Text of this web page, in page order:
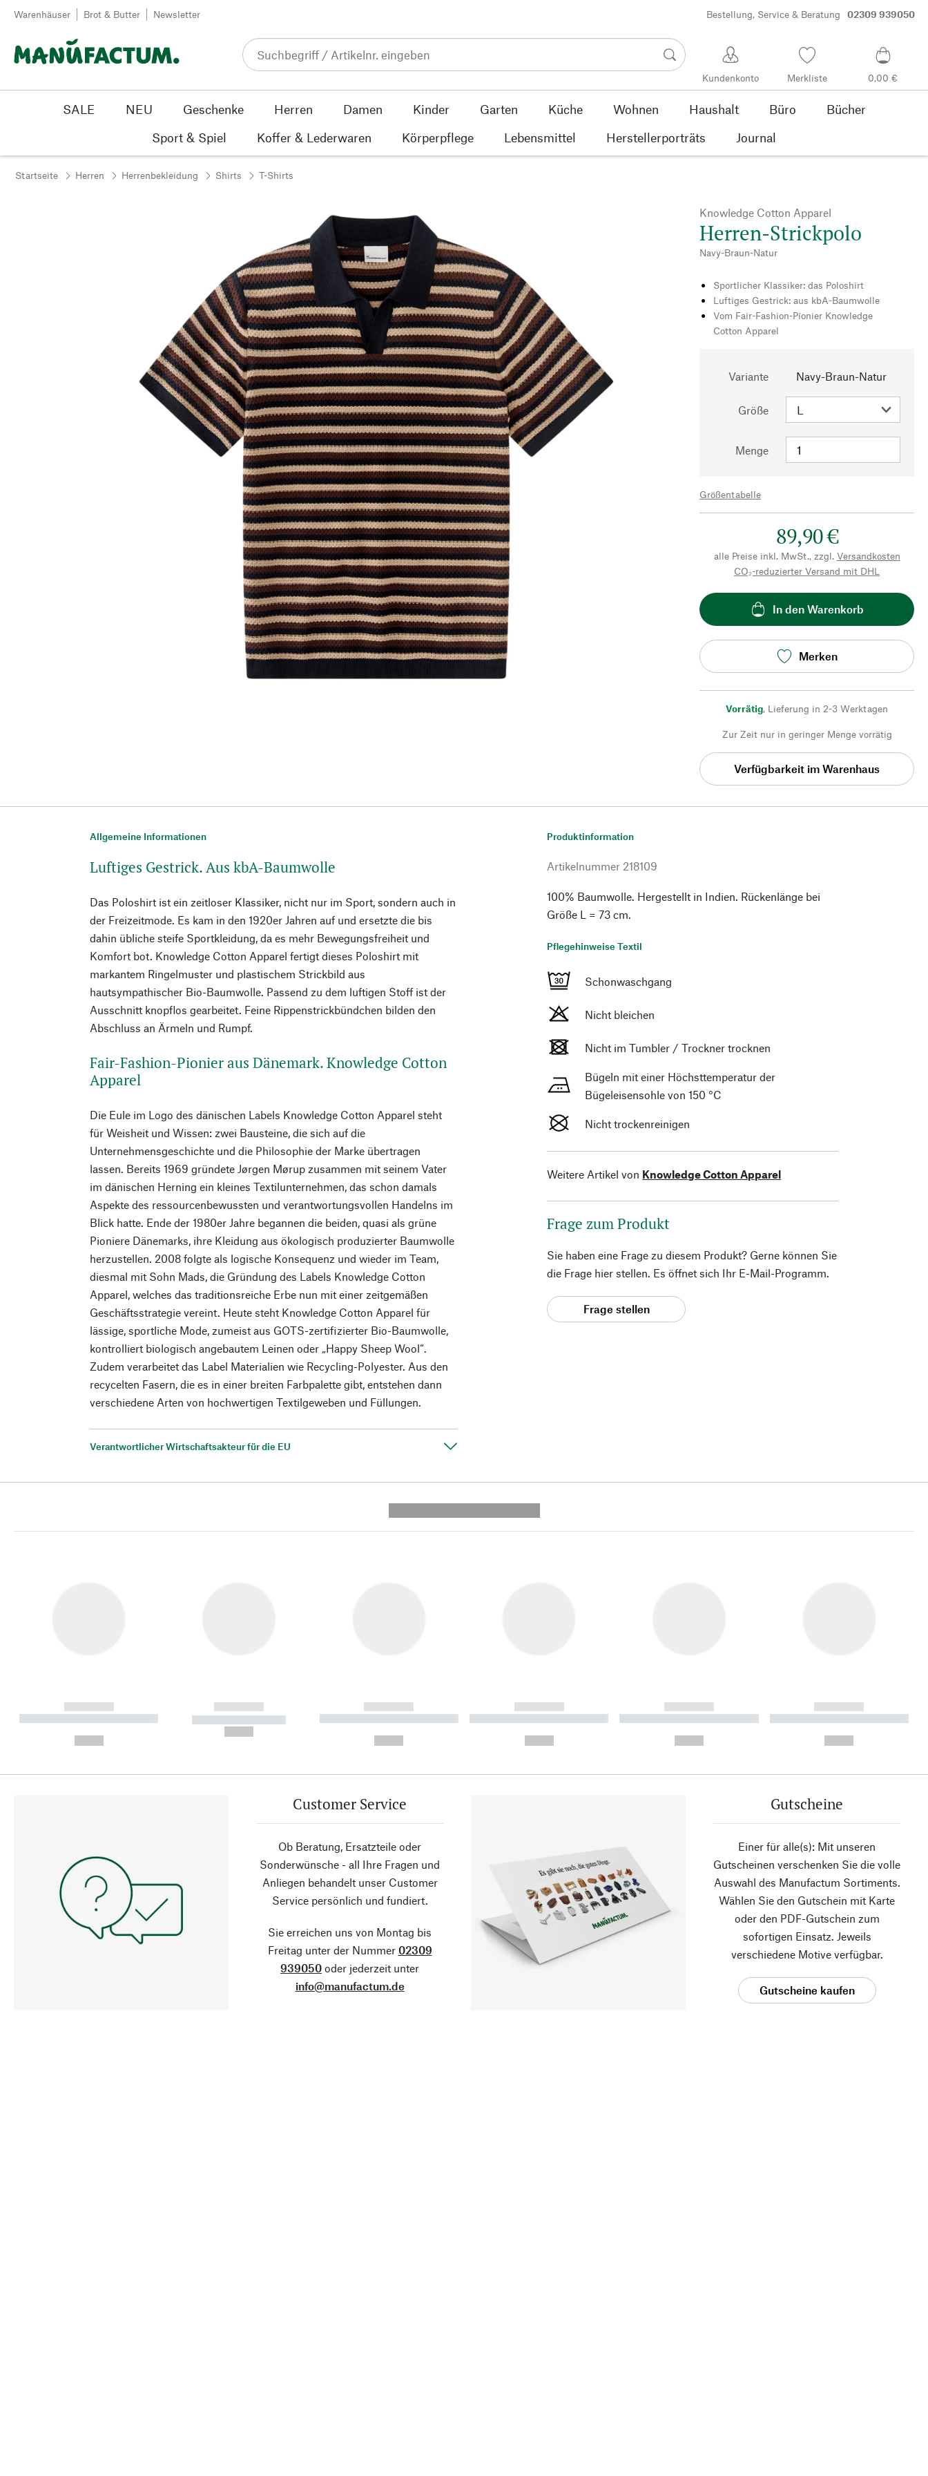
Zum Inhalt springen
Warenhäuser Brot & Butter Newsletter Bestellung, Service & Beratung 02309 939050
Kundenkonto Merkliste 0,00 €
SALE NEU Geschenke Herren Damen Kinder Garten Küche Wohnen Haushalt Büro
Bücher
Sport & Spiel
Koffer & Lederwaren Körperpflege Lebensmittel Herstellerporträts Journal
Startseite Herren Herrenbekleidung Shirts T-Shirts
Knowledge Cotton Apparel
Herren-Strickpolo
Navy-Braun-Natur
Sportlicher Klassiker: das Poloshirt
Luftiges Gestrick: aus kbA-Baumwolle
Vom Fair-Fashion-Pionier Knowledge
Cotton Apparel
Variante Navy-Braun-Natur
Größe
Menge
Größentabelle
89,90 €
alle Preise inkl. MwSt., zzgl. Versandkosten
CO₂-reduzierter Versand mit DHL
In den Warenkorb
Merken
Vorrätig, Lieferung in 2-3 Werktagen
Zur Zeit nur in geringer Menge vorrätig
Verfügbarkeit im Warenhaus
Allgemeine Informationen
Luftiges Gestrick. Aus kbA-Baumwolle
Das Poloshirt ist ein zeitloser Klassiker, nicht nur im Sport, sondern auch in
der Freizeitmode. Es kam in den 1920er Jahren auf und ersetzte die bis
dahin übliche steife Sportkleidung, da es mehr Bewegungsfreiheit und
Komfort bot. Knowledge Cotton Apparel fertigt dieses Poloshirt mit
markantem Ringelmuster und plastischem Strickbild aus
hautsympathischer Bio-Baumwolle. Passend zu dem luftigen Stoff ist der
Ausschnitt knopflos gearbeitet. Feine Rippenstrickbündchen bilden den
Abschluss an Ärmeln und Rumpf.
Fair-Fashion-Pionier aus Dänemark. Knowledge Cotton
Apparel
Die Eule im Logo des dänischen Labels Knowledge Cotton Apparel steht
für Weisheit und Wissen: zwei Bausteine, die sich auf die
Unternehmensgeschichte und die Philosophie der Marke übertragen
lassen. Bereits 1969 gründete Jørgen Mørup zusammen mit seinem Vater
im dänischen Herning ein kleines Textilunternehmen, das schon damals
Aspekte des ressourcenbewussten und verantwortungsvollen Handelns im
Blick hatte. Ende der 1980er Jahre begannen die beiden, quasi als grüne
Pioniere Dänemarks, ihre Kleidung aus ökologisch produzierter Baumwolle
herzustellen. 2008 folgte als logische Konsequenz und wieder im Team,
diesmal mit Sohn Mads, die Gründung des Labels Knowledge Cotton
Apparel, welches das traditionsreiche Erbe nun mit einer zeitgemäßen
Geschäftsstrategie vereint. Heute steht Knowledge Cotton Apparel für
lässige, sportliche Mode, zumeist aus GOTS-zertifizierter Bio-Baumwolle,
kontrolliert biologisch angebautem Leinen oder „Happy Sheep Wool“.
Zudem verarbeitet das Label Materialien wie Recycling-Polyester. Aus den
recycelten Fasern, die es in einer breiten Farbpalette gibt, entstehen dann
verschiedene Arten von hochwertigen Textilgeweben und Füllungen.
Verantwortlicher Wirtschaftsakteur für die EU
Produktinformation
Artikelnummer 218109
100% Baumwolle. Hergestellt in Indien. Rückenlänge bei
Größe L = 73 cm.
Pflegehinweise Textil
Schonwaschgang
Nicht bleichen
Nicht im Tumbler / Trockner trocknen
Bügeln mit einer Höchsttemperatur der
Bügeleisensohle von 150 °C
Nicht trockenreinigen
Weitere Artikel von Knowledge Cotton Apparel
Frage zum Produkt
Sie haben eine Frage zu diesem Produkt? Gerne können Sie
die Frage hier stellen. Es öffnet sich Ihr E-Mail-Programm.
Frage stellen
------------
----------- ----------- ----------
------------
----------- -----------
------------
----------- ----------- ----------
------------
----------- ----------- ----------
------------
----------- ----------- ----------
------------
----------- ----------- ----------
Customer Service
Ob Beratung, Ersatzteile oder
Sonderwünsche - all Ihre Fragen und
Anliegen behandelt unser Customer
Service persönlich und fundiert.
Sie erreichen uns von Montag bis
Freitag unter der Nummer 02309
939050 oder jederzeit unter
info@manufactum.de
Gutscheine
Einer für alle(s): Mit unseren
Gutscheinen verschenken Sie die volle
Auswahl des Manufactum Sortiments.
Wählen Sie den Gutschein mit Karte
oder den PDF-Gutschein zum
sofortigen Einsatz. Jeweils
verschiedene Motive verfügbar.
Gutscheine kaufen